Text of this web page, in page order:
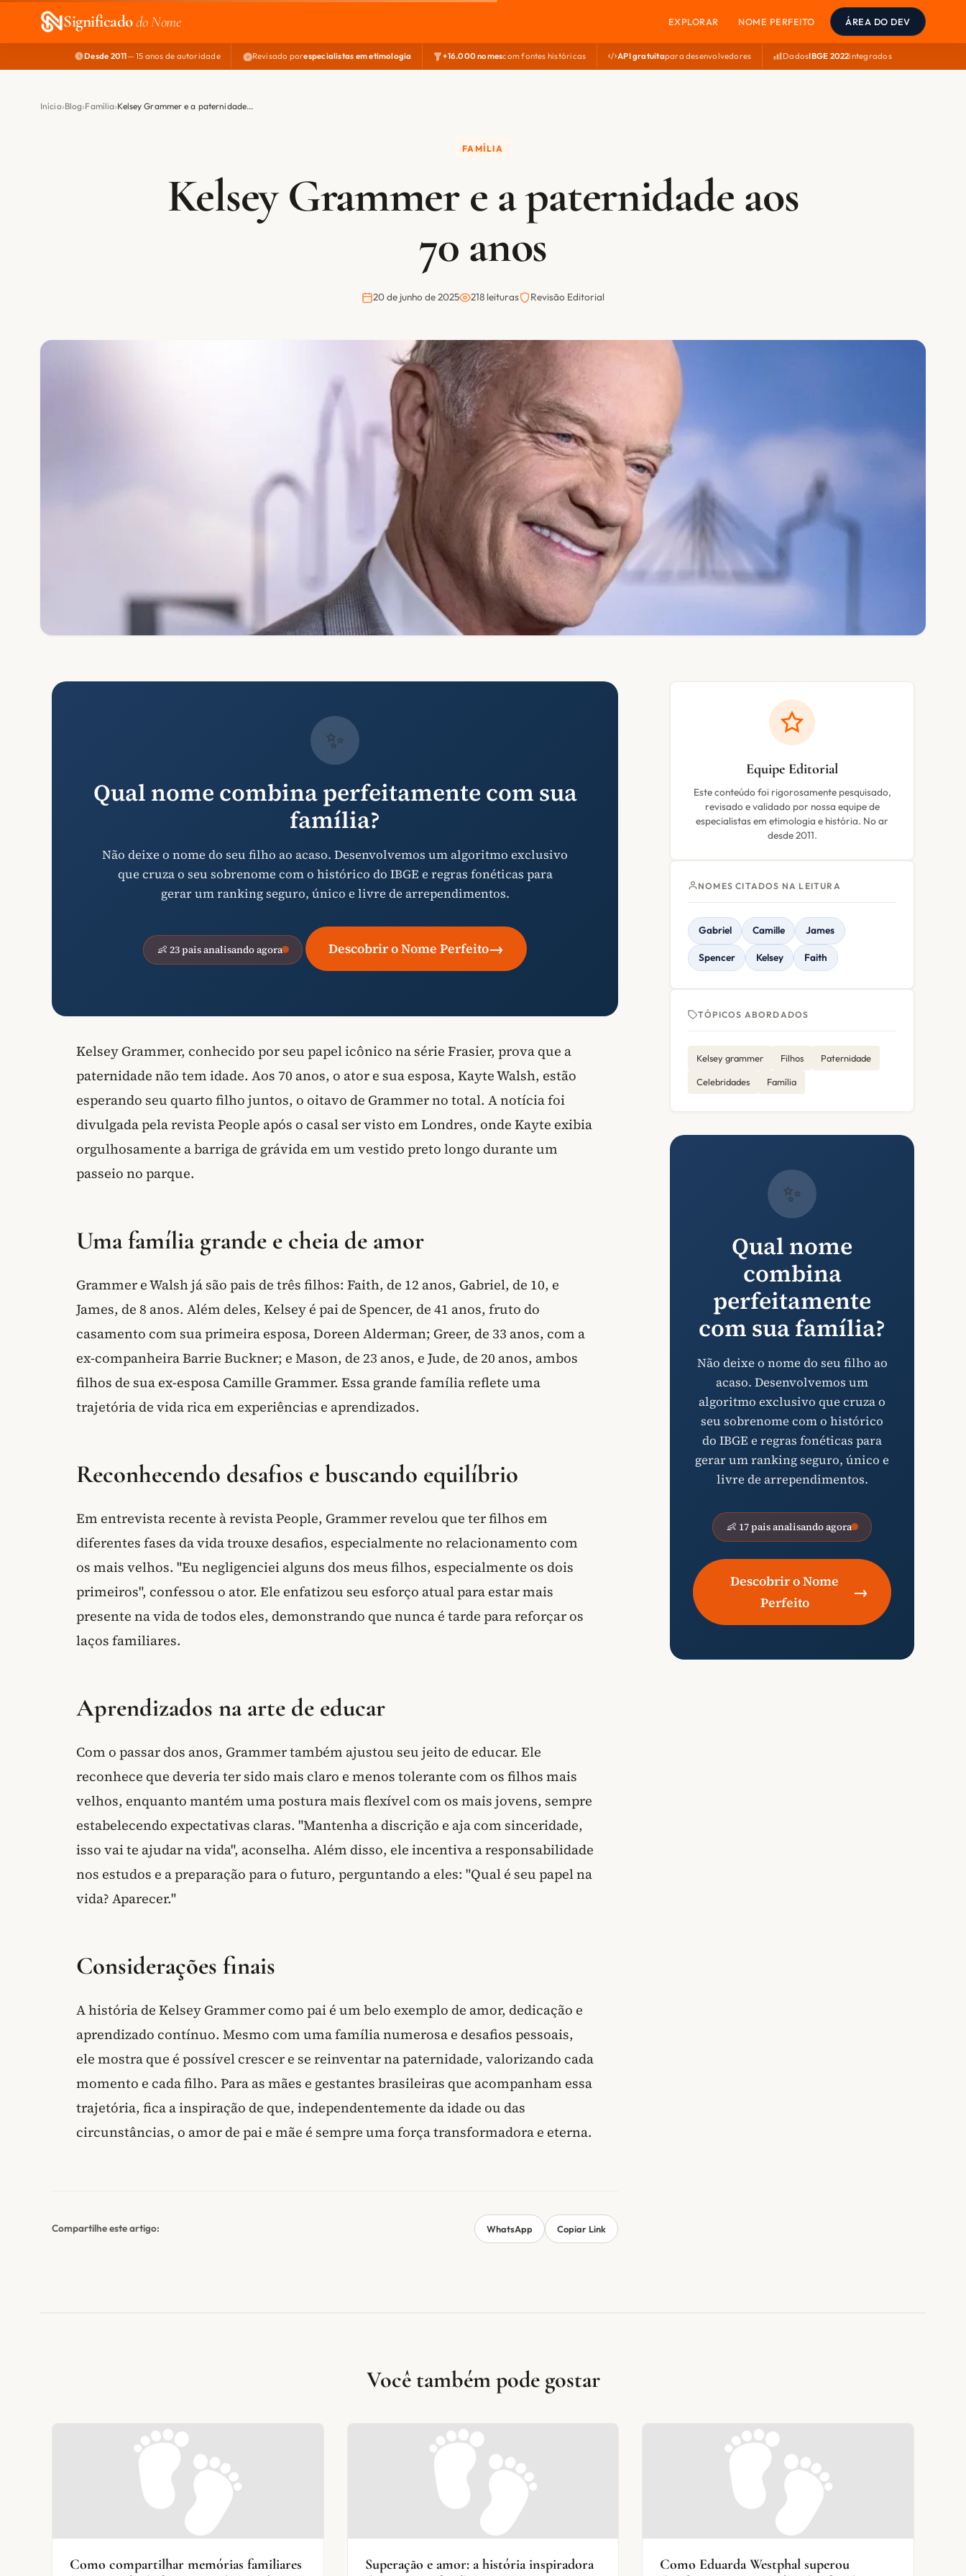
Significadodo Nome EXPLORAR NOME PERFEITO ÁREA DO DEV
Desde 2011— 15 anos de autoridade Revisado porespecialistas em etimologia +16.000 nomescom fontes históricas API gratuitapara desenvolvedores DadosIBGE 2022integrados
Início Blog Família Kelsey Grammer e a paternidade...
FAMÍLIA
Kelsey Grammer e a paternidade aos
70 anos
20 de junho de 2025 218 leituras Revisão Editorial
✨
Qual nome combina perfeitamente com sua
família?
Não deixe o nome do seu filho ao acaso. Desenvolvemos um algoritmo exclusivo
que cruza o seu sobrenome com o histórico do IBGE e regras fonéticas para
gerar um ranking seguro, único e livre de arrependimentos.
👶 23 pais analisando agora Descobrir o Nome Perfeito→
Kelsey Grammer, conhecido por seu papel icônico na série Frasier, prova que a
paternidade não tem idade. Aos 70 anos, o ator e sua esposa, Kayte Walsh, estão
esperando seu quarto filho juntos, o oitavo de Grammer no total. A notícia foi
divulgada pela revista People após o casal ser visto em Londres, onde Kayte exibia
orgulhosamente a barriga de grávida em um vestido preto longo durante um
passeio no parque.
Uma família grande e cheia de amor
Grammer e Walsh já são pais de três filhos: Faith, de 12 anos, Gabriel, de 10, e
James, de 8 anos. Além deles, Kelsey é pai de Spencer, de 41 anos, fruto do
casamento com sua primeira esposa, Doreen Alderman; Greer, de 33 anos, com a
ex-companheira Barrie Buckner; e Mason, de 23 anos, e Jude, de 20 anos, ambos
filhos de sua ex-esposa Camille Grammer. Essa grande família reflete uma
trajetória de vida rica em experiências e aprendizados.
Reconhecendo desafios e buscando equilíbrio
Em entrevista recente à revista People, Grammer revelou que ter filhos em
diferentes fases da vida trouxe desafios, especialmente no relacionamento com
os mais velhos. "Eu negligenciei alguns dos meus filhos, especialmente os dois
primeiros", confessou o ator. Ele enfatizou seu esforço atual para estar mais
presente na vida de todos eles, demonstrando que nunca é tarde para reforçar os
laços familiares.
Aprendizados na arte de educar
Com o passar dos anos, Grammer também ajustou seu jeito de educar. Ele
reconhece que deveria ter sido mais claro e menos tolerante com os filhos mais
velhos, enquanto mantém uma postura mais flexível com os mais jovens, sempre
estabelecendo expectativas claras. "Mantenha a discrição e aja com sinceridade,
isso vai te ajudar na vida", aconselha. Além disso, ele incentiva a responsabilidade
nos estudos e a preparação para o futuro, perguntando a eles: "Qual é seu papel na
vida? Aparecer."
Considerações finais
A história de Kelsey Grammer como pai é um belo exemplo de amor, dedicação e
aprendizado contínuo. Mesmo com uma família numerosa e desafios pessoais,
ele mostra que é possível crescer e se reinventar na paternidade, valorizando cada
momento e cada filho. Para as mães e gestantes brasileiras que acompanham essa
trajetória, fica a inspiração de que, independentemente da idade ou das
circunstâncias, o amor de pai e mãe é sempre uma força transformadora e eterna.
Compartilhe este artigo: WhatsApp Copiar Link
Equipe Editorial
Este conteúdo foi rigorosamente pesquisado,
revisado e validado por nossa equipe de
especialistas em etimologia e história. No ar
desde 2011.
NOMES CITADOS NA LEITURA
Gabriel Camille James
Spencer Kelsey Faith
TÓPICOS ABORDADOS
Kelsey grammer Filhos Paternidade
Celebridades Família
✨
Qual nome
combina
perfeitamente
com sua família?
Não deixe o nome do seu filho ao
acaso. Desenvolvemos um
algoritmo exclusivo que cruza o
seu sobrenome com o histórico
do IBGE e regras fonéticas para
gerar um ranking seguro, único e
livre de arrependimentos.
👶 17 pais analisando agora
Descobrir o Nome
Perfeito
→
Você também pode gostar
Como compartilhar memórias familiares
Superação e amor: a história inspiradora
Como Eduarda Westphal superou